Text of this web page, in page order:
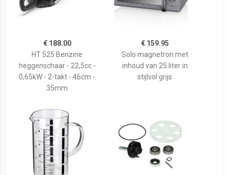
€ 188.00
HT 525 Benzine
heggenschaar - 22,5cc -
0,65kW - 2-takt - 46cm -
35mm
€ 159.95
Solo magnetron met
inhoud van 25 liter in
stijlvol grijs